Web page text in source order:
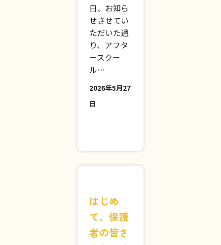
こんにち
は、ざきく
んです。 先
日、お知ら
せさせてい
ただいた通
ースクー
ル…